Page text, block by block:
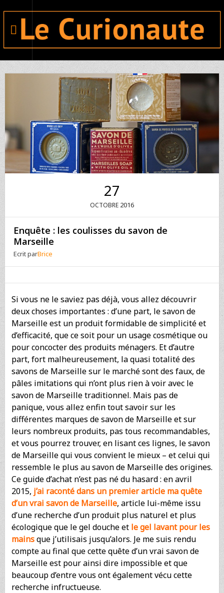
27
OCTOBRE 2016
Enquête : les coulisses du savon de
Marseille
Ecrit parBrice
Si vous ne le saviez pas déjà, vous allez découvrir
deux choses importantes : d’une part, le savon de
Marseille est un produit formidable de simplicité et
d’efficacité, que ce soit pour un usage cosmétique ou
pour concocter des produits ménagers. Et d’autre
part, fort malheureusement, la quasi totalité des
savons de Marseille sur le marché sont des faux, de
pâles imitations qui n’ont plus rien à voir avec le
savon de Marseille traditionnel. Mais pas de
panique, vous allez enfin tout savoir sur les
différentes marques de savon de Marseille et sur
leurs nombreux produits, pas tous recommandables,
et vous pourrez trouver, en lisant ces lignes, le savon
de Marseille qui vous convient le mieux – et celui qui
ressemble le plus au savon de Marseille des origines.
Ce guide d’achat n’est pas né du hasard : en avril
2015, j’ai raconté dans un premier article ma quête
d’un vrai savon de Marseille, article lui-même issu
d’une recherche d’un produit plus naturel et plus
écologique que le gel douche et le gel lavant pour les
mainsque j’utilisais jusqu’alors. Je me suis rendu
compte au final que cette quête d’un vrai savon de
Marseille est pour ainsi dire impossible et que
beaucoup d’entre vous ont également vécu cette
recherche infructueuse.